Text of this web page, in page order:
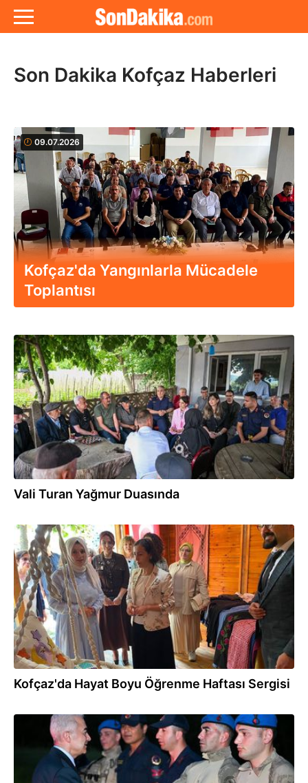
Son Dakika Kofçaz Haberleri
09.07.2026
Kofçaz'da Yangınlarla Mücadele
Toplantısı
15.06.2026
Vali Turan Yağmur Duasında
07.06.2026
Kofçaz'da Hayat Boyu Öğrenme Haftası Sergisi
28.05.2026